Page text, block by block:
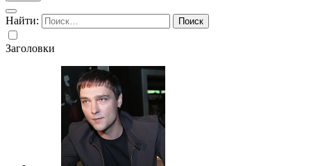
Найти:
Заголовки